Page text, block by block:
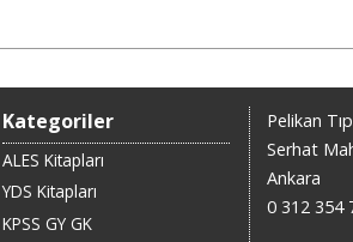
Kategoriler
ALES Kitapları
YDS Kitapları
KPSS GY GK
Pelikan
Serhat
Ankara
0 312 354